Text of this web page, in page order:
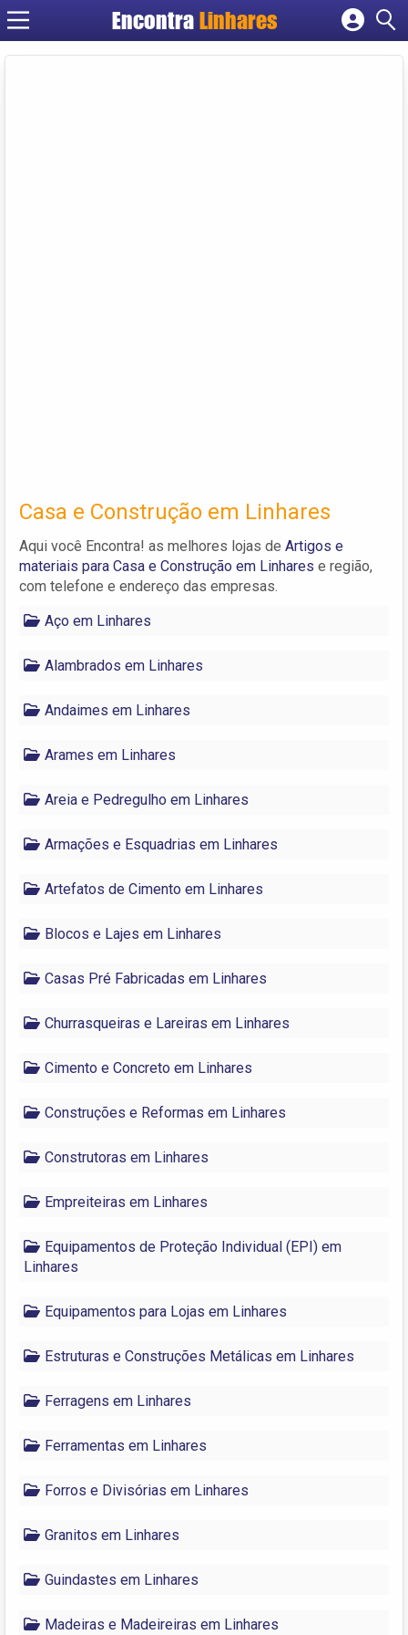
EncontraLinhares
Cadastrar empresa
Casa e Construção em Linhares
Aqui você Encontra! as melhores lojas de Artigos e
materiais para Casa e Construção em Linhares e região,
com telefone e endereço das empresas.
Aço em Linhares
Alambrados em Linhares
Andaimes em Linhares
Arames em Linhares
Areia e Pedregulho em Linhares
Armações e Esquadrias em Linhares
Artefatos de Cimento em Linhares
Blocos e Lajes em Linhares
Casas Pré Fabricadas em Linhares
Churrasqueiras e Lareiras em Linhares
Cimento e Concreto em Linhares
Construções e Reformas em Linhares
Construtoras em Linhares
Empreiteiras em Linhares
Equipamentos de Proteção Individual (EPI) em
Linhares
Equipamentos para Lojas em Linhares
Estruturas e Construções Metálicas em Linhares
Ferragens em Linhares
Ferramentas em Linhares
Forros e Divisórias em Linhares
Granitos em Linhares
Guindastes em Linhares
Madeiras e Madeireiras em Linhares